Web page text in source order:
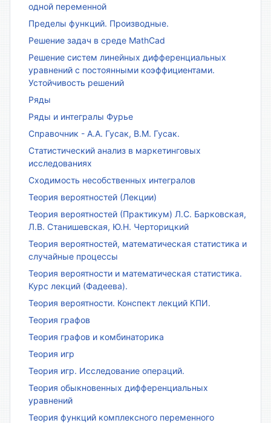
одной переменной
Пределы функций. Производные.
Решение задач в среде MathCad
Решение систем линейных дифференциальных
уравнений с постоянными коэффициентами.
Устойчивость решений
Ряды
Ряды и интегралы Фурье
Справочник - А.А. Гусак, В.М. Гусак.
Статистический анализ в маркетинговых
исследованиях
Сходимость несобственных интегралов
Теория вероятностей (Лекции)
Теория вероятностей (Практикум) Л.С. Барковская,
Л.В. Станишевская, Ю.Н. Черторицкий
Теория вероятностей, математическая статистика и
случайные процессы
Теория вероятности и математическая статистика.
Курс лекций (Фадеева).
Теория вероятности. Конспект лекций КПИ.
Теория графов
Теория графов и комбинаторика
Теория игр
Теория игр. Исследование операций.
Теория обыкновенных дифференциальных
уравнений
Теория функций комплексного переменного